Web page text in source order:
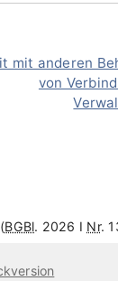
mit anderen
von
BGBl. 2026 I Nr.